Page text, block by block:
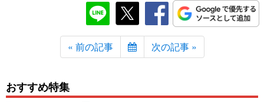
« 前の記事 次の記事 »
おすすめ特集